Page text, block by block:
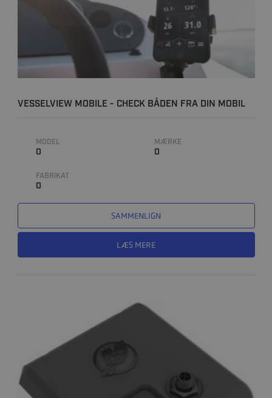
VESSELVIEW MOBILE - CHECK BÅDEN FRA DIN MOBIL
MODEL
0
MÆRKE
0
FABRIKAT
0
SAMMENLIGN
LÆS MERE